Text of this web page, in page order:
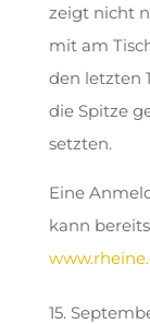
zeigt nicht
mit am
den letzten
die Spitze
setzten.
Eine
kann
15.